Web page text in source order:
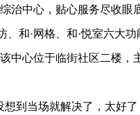
中心，贴心服务尽收眼
、和·网格、和·悦室六大
中心位于临街社区二楼，
当场就解决了，太好了